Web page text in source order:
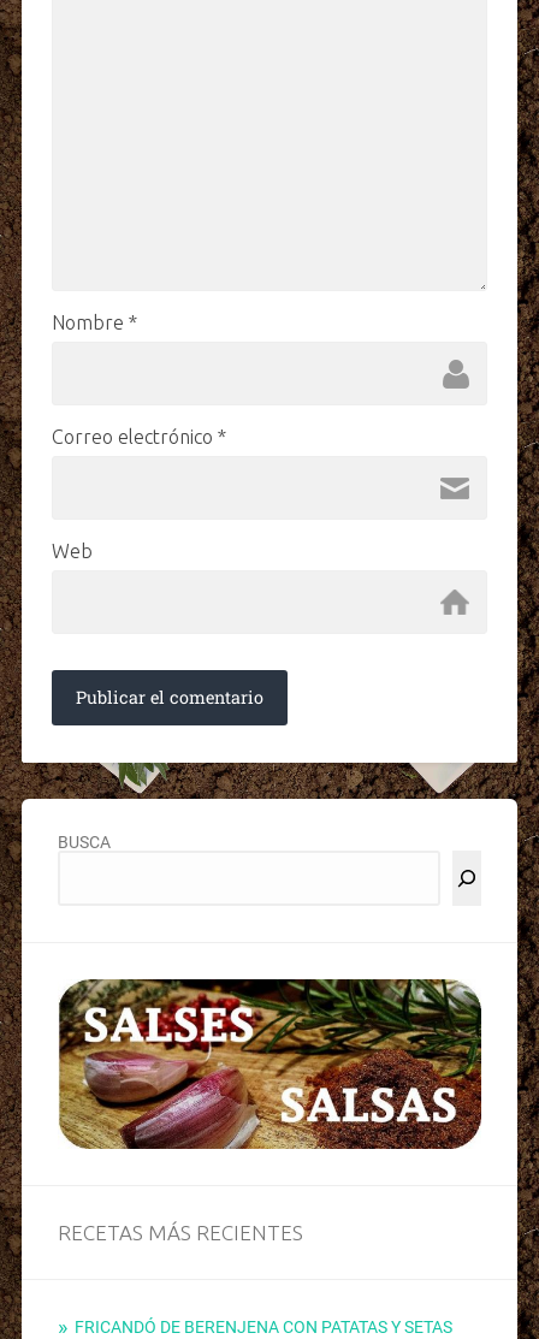
Nombre *
Correo electrónico *
Web
BUSCA
RECETAS MÁS RECIENTES
FRICANDÓ DE BERENJENA CON PATATAS Y SETAS